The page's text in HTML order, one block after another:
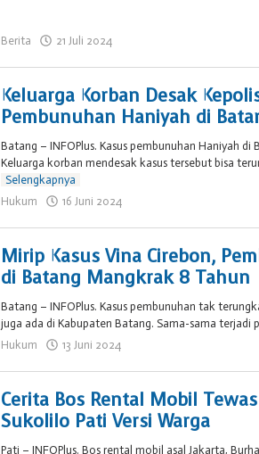
Berita 21 Juli 2024
Keluarga Korban Desak
Pembunuhan Haniyah di
Batang – INFOPlus. Kasus pembunuhan Haniyah di
Keluarga korban mendesak kasus tersebut bisa
Selengkapnya
Hukum
16 Juni 2024
Mirip Kasus Vina Cirebon,
di Batang Mangkrak 8 Tahun
Batang – INFOPlus. Kasus pembunuhan tak
juga ada di Kabupaten Batang. Sama-sama terjadi
Hukum
13 Juni 2024
Cerita Bos Rental Mobil
Sukolilo Pati Versi Warga
Pati – INFOPlus. Bos rental mobil asal Jakarta,